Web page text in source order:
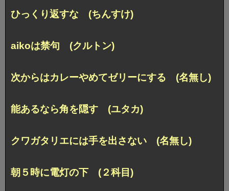
ひっくり返すな (ちんすけ)
aikoは禁句 (クルトン)
次からはカレーやめてゼリーにする (名無し)
能あるなら角を隠す (ユタカ)
クワガタリエには手を出さない (名無し)
朝５時に電灯の下 (２科目)